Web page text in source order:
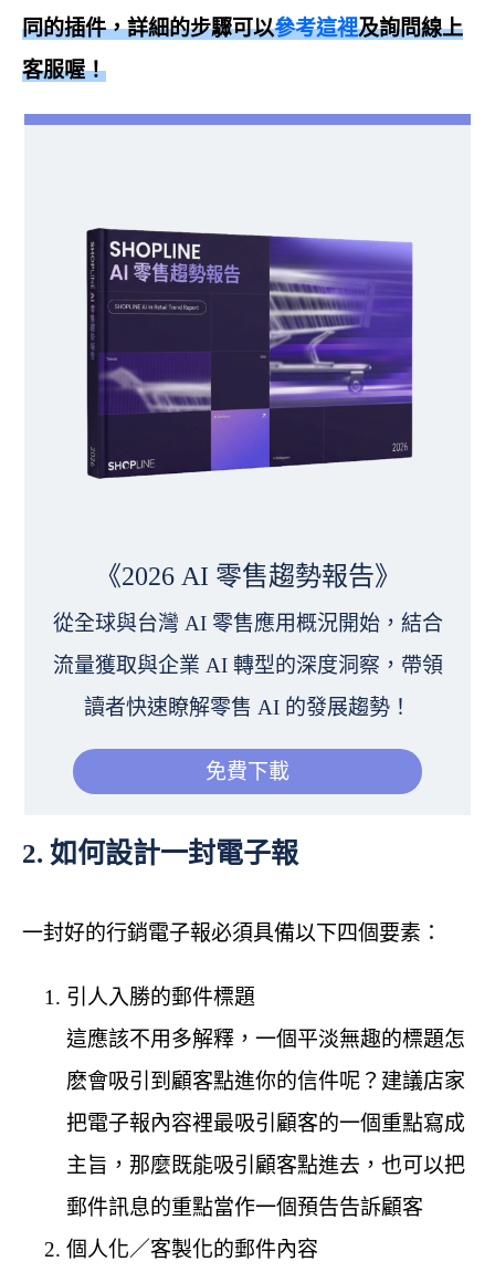
同的插件，詳細的步驟可以參考這裡及詢問線上
客服喔！
《2026 AI 零售趨勢報告》
從全球與台灣 AI 零售應用概況開始，結合
流量獲取與企業 AI 轉型的深度洞察，帶領
讀者快速瞭解零售 AI 的發展趨勢！
免費下載
2. 如何設計一封電子報
一封好的行銷電子報必須具備以下四個要素：
引人入勝的郵件標題
這應該不用多解釋，一個平淡無趣的標題怎
麽會吸引到顧客點進你的信件呢？建議店家
把電子報內容裡最吸引顧客的一個重點寫成
主旨，那麼既能吸引顧客點進去，也可以把
郵件訊息的重點當作一個預告告訴顧客
個人化／客製化的郵件內容